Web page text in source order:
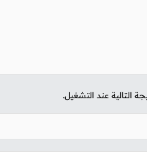
التالية عند التشغيل.